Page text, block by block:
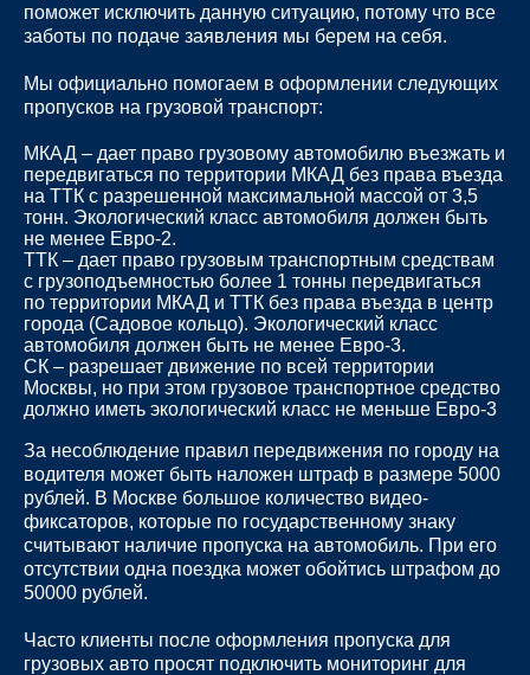
поможет исключить данную ситуацию, потому что все
заботы по подаче заявления мы берем на себя.
Мы официально помогаем в оформлении следующих
пропусков на грузовой транспорт:
МКАД – дает право грузовому автомобилю въезжать и
передвигаться по территории МКАД без права въезда
на ТТК с разрешенной максимальной массой от 3,5
тонн. Экологический класс автомобиля должен быть
не менее Евро-2.
ТТК – дает право грузовым транспортным средствам
с грузоподъемностью более 1 тонны передвигаться
по территории МКАД и ТТК без права въезда в центр
города (Садовое кольцо). Экологический класс
автомобиля должен быть не менее Евро-3.
СК – разрешает движение по всей территории
Москвы, но при этом грузовое транспортное средство
должно иметь экологический класс не меньше Евро-3
За несоблюдение правил передвижения по городу на
водителя может быть наложен штраф в размере 5000
рублей. В Москве большое количество видео-
фиксаторов, которые по государственному знаку
считывают наличие пропуска на автомобиль. При его
отсутствии одна поездка может обойтись штрафом до
50000 рублей.
Часто клиенты после оформления пропуска для
грузовых авто просят подключить мониторинг для